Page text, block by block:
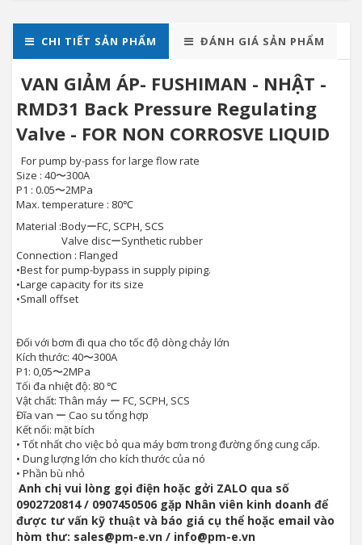
CHI TIẾT SẢN PHẨM ĐÁNH GIÁ SẢN PHẨM
VAN GIẢM ÁP- FUSHIMAN - NHẬT -
RMD31 Back Pressure Regulating
Valve - FOR NON CORROSVE LIQUID
For pump by-pass for large flow rate
Size : 40〜300A
P1 : 0.05〜2MPa
Max. temperature : 80℃
Material :BodyーFC, SCPH, SCS
Valve discーSynthetic rubber
Connection : Flanged
•Best for pump-bypass in supply piping.
•Large capacity for its size
•Small offset
Đối với bơm đi qua cho tốc độ dòng chảy lớn
Kích thước: 40〜300A
P1: 0,05〜2MPa
Tối đa nhiệt độ: 80 ℃
Vật chất: Thân máy ー FC, SCPH, SCS
Đĩa van ー Cao su tổng hợp
Kết nối: mặt bích
• Tốt nhất cho việc bỏ qua máy bơm trong đường ống cung cấp.
• Dung lượng lớn cho kích thước của nó
• Phần bù nhỏ
Anh chị vui lòng gọi điện hoặc gởi ZALO qua số
0902720814 / 0907450506 gặp Nhân viên kinh doanh để
được tư vấn kỹ thuật và báo giá cụ thể hoặc email vào
hòm thư: sales@pm-e.vn / info@pm-e.vn